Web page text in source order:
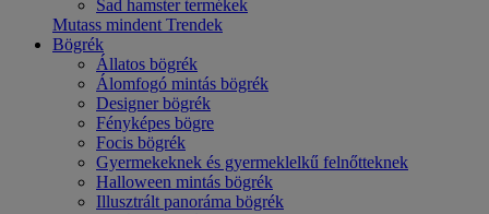
Sad hamster termékek
Mutass mindent Trendek
Bögrék
Állatos bögrék
Álomfogó mintás bögrék
Designer bögrék
Fényképes bögre
Focis bögrék
Gyermekeknek és gyermeklelkű felnőtteknek
Halloween mintás bögrék
Illusztrált panoráma bögrék